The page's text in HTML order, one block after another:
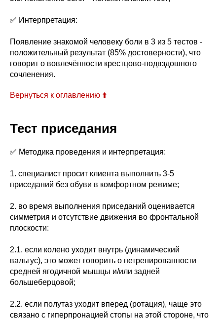
✅ Интерпретация:
Появление знакомой человеку боли в 3 из 5 тестов -
положительный результат (85% достоверности), что
говорит о вовлечённости крестцово-подвздошного
сочленения.
Вернуться к оглавлению ⬆️
Тест приседания
✅ Методика проведения и интерпретация:
1. специалист просит клиента выполнить 3-5
приседаний без обуви в комфортном режиме;
2. во время выполнения приседаний оценивается
симметрия и отсутствие движения во фронтальной
плоскости:
2.1. если колено уходит внутрь (динамический
вальгус), это может говорить о нетренированности
средней ягодичной мышцы и/или задней
большеберцовой;
2.2. если полутаз уходит вперед (ротация), чаще это
связано с гиперпронацией стопы на этой стороне, что